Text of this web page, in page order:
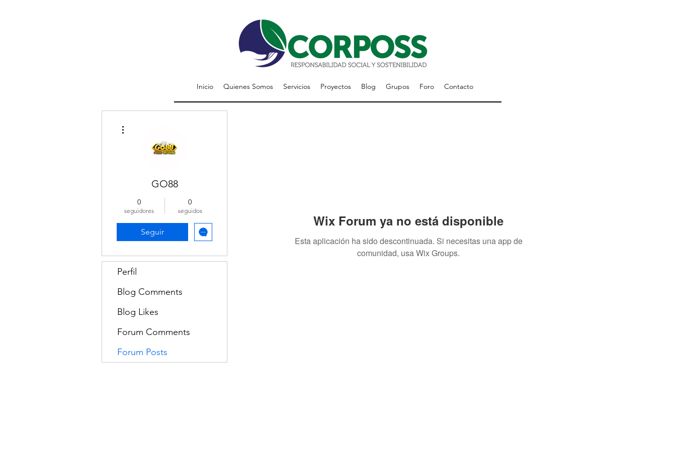
Inicio Quienes Somos Servicios Proyectos Blog Grupos Foro Contacto
Wix Forum ya no está disponible
Esta aplicación ha sido descontinuada. Si necesitas una app de
comunidad, usa Wix Groups.
GO88
0
seguidores
0
seguidos
Seguir
Perfil
Blog Comments
Blog Likes
Forum Comments
Forum Posts